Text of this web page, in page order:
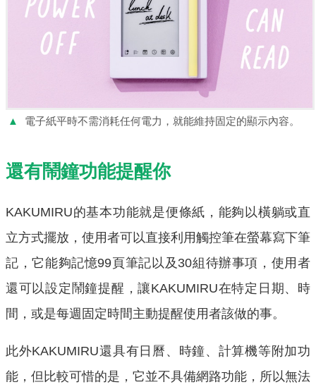
▲ 電子紙平時不需消耗任何電力，就能維持固定的顯示內容。
還有鬧鐘功能提醒你
KAKUMIRU的基本功能就是便條紙，能夠以橫躺或直
立方式擺放，使用者可以直接利用觸控筆在螢幕寫下筆
記，它能夠記憶99頁筆記以及30組待辦事項，使用者
還可以設定鬧鐘提醒，讓KAKUMIRU在特定日期、時
間，或是每週固定時間主動提醒使用者該做的事。
此外KAKUMIRU還具有日曆、時鐘、計算機等附加功
能，但比較可惜的是，它並不具備網路功能，所以無法